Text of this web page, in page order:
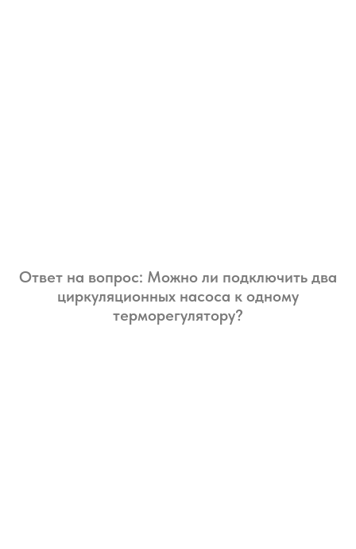
Ответ на вопрос: Можно ли подключить два
циркуляционных насоса к одному
терморегулятору?